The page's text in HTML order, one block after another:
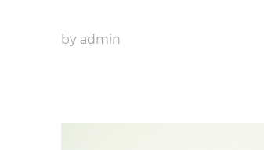
by admin